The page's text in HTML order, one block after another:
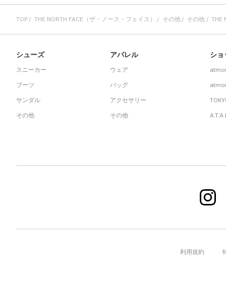
TOP THE NORTH FACE（ザ・ノース・フェイス） その他 その他 THE
シューズ
スニーカー
ブーツ
サンダル
その他
アパレル
ウェア
バッグ
アクセサリー
その他
ショ
利用規約